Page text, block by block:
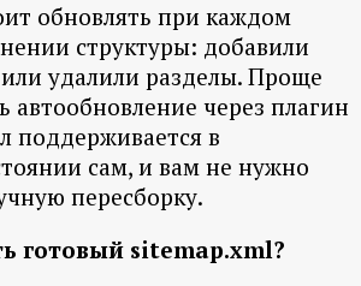
обновлять при каждом
структуры: добавили
удалили разделы. Проще
автообновление через плагин
поддерживается в
сам, и вам не нужно
пересборку.
готовый sitemap.xml?